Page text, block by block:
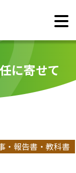
に寄せて
・報告書・教科書